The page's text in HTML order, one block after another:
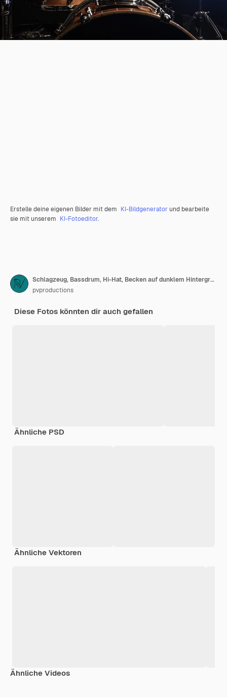
Erstelle deine eigenen Bilder mit dem KI-Bildgenerator und bearbeite
sie mit unserem KI-Fotoeditor.
Schlagzeug, Bassdrum, Hi-Hat, Becken auf dunklem Hintergrund mit Strahlen aus einem Scheinwerfer, Kopierraum.
pvproductions
Diese Fotos könnten dir auch gefallen
Ähnliche PSD
Ähnliche Vektoren
Ähnliche Videos